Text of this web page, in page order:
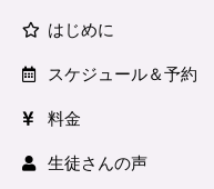
はじめに
スケジュール＆予約
料
生徒さんの声